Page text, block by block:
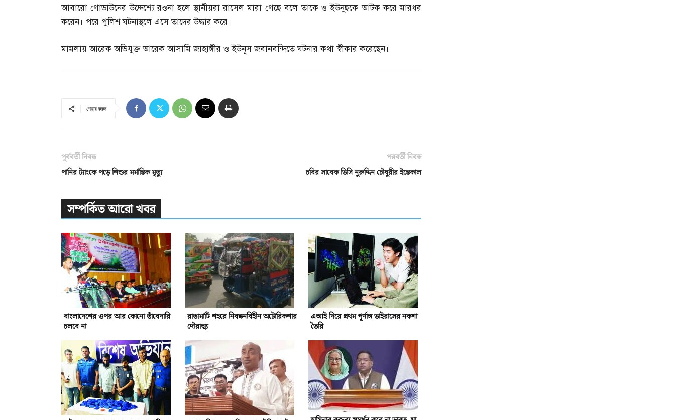
আবারো গোডাউনের উদ্দেশ্যে রওনা হলে স্থানীয়রা রাসেল মারা গেছে বলে তাকে ও ইউনুছকে আটক করে মারধর
করেন। পরে পুলিশ ঘটনাস্থলে এসে তাদের উদ্ধার করে।
মামলায় আরেক অভিযুক্ত আরেক আসামি জাহাঙ্গীর ও ইউনূস জবানবন্দিতে ঘটনার কথা স্বীকার করেছেন।
শেয়ার করুন
পূর্ববর্তী নিবন্ধ
পানির ট্যাংকে পড়ে শিশুর মর্মান্তিক মৃত্যু
পরবর্তী নিবন্ধ
চবির সাবেক ভিসি নুরুদ্দিন চৌধুরীর ইন্তেকাল
সম্পর্কিত আরো খবর
বাংলাদেশের ওপর আর কোনো তাঁবেদারি
চলবে না
রাঙামাটি শহরে নিবন্ধনবিহীন অটোরিকশার
দৌরাত্ম্য
এআই দিয়ে প্রথম পূর্ণাঙ্গ ভাইরাসের নকশা
তৈরি